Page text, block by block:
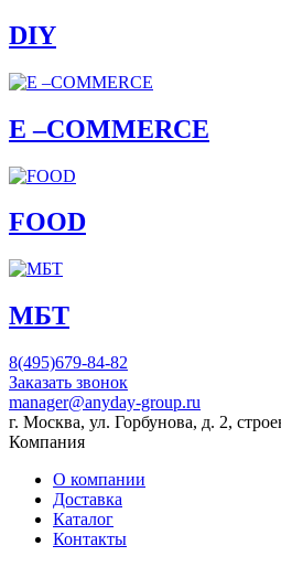
DIY
E –COMMERCE
FOOD
МБТ
8(495)679-84-82
Заказать звонок
manager@anyday-group.ru
г. Москва, ул. Горбунова, д. 2,
Компания
О компании
Доставка
Каталог
Контакты